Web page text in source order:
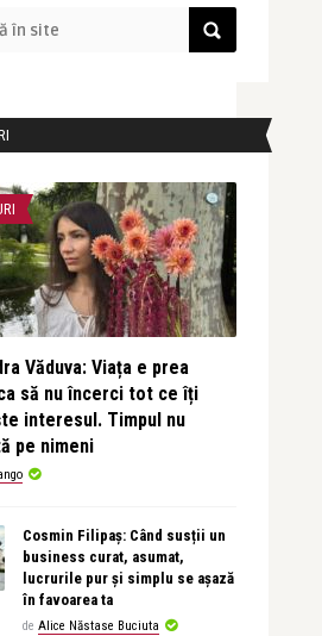
Văduva: Viața e prea
să nu încerci tot ce îți
interesul. Timpul nu
pe nimeni
Cosmin Filipaș: Când susții un
business curat, asumat,
lucrurile pur și simplu se așază
în favoarea ta
de Alice Năstase Buciuta